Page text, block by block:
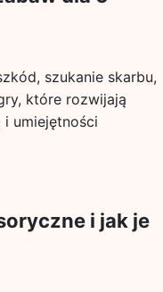
szukanie skarbu,
które rozwijają
umiejętności
i jak je